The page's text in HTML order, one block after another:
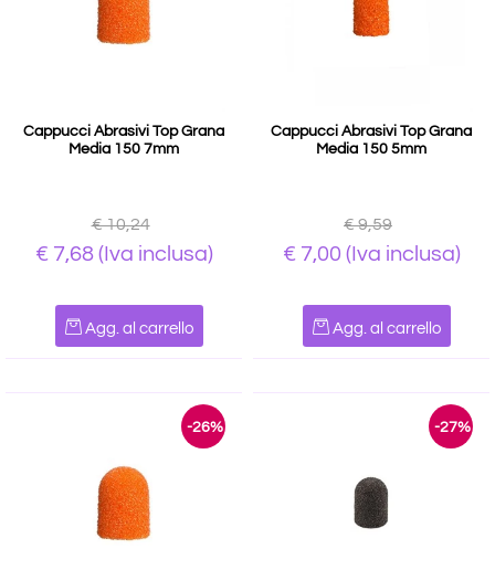
Cappucci Abrasivi Top Grana
Media 150 7mm
€ 10,24
€ 7,68(Iva inclusa)
Agg. al carrello
Cappucci Abrasivi Top Grana
Media 150 5mm
€ 9,59
€ 7,00 (Iva inclusa)
Agg. al carrello
-26% -27%